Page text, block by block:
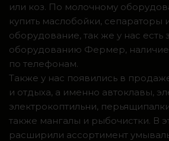
или коз. По молочному
купить маслобойки, сепараторы
оборудование, так же у нас есть
оборудованию Фермер, наличие
по телефонам.
Также у нас появились в
и отдыха, а именно автоклавы,
электрокоптильни,
также мангалы и рыбочистки. В
расширили ассортимент